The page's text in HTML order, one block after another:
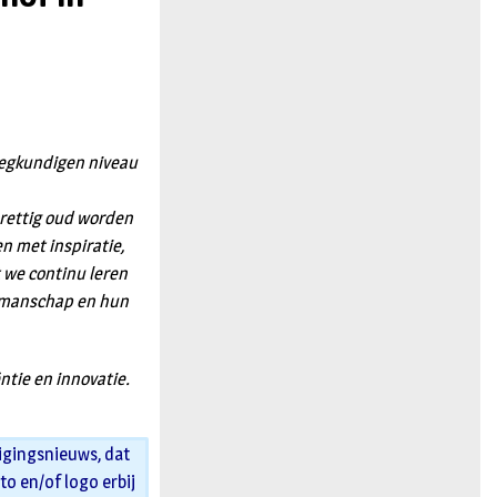
niveau
oud worden
met inspiratie,
continu leren
en hun
en innovatie.
dat
en/of logo erbij